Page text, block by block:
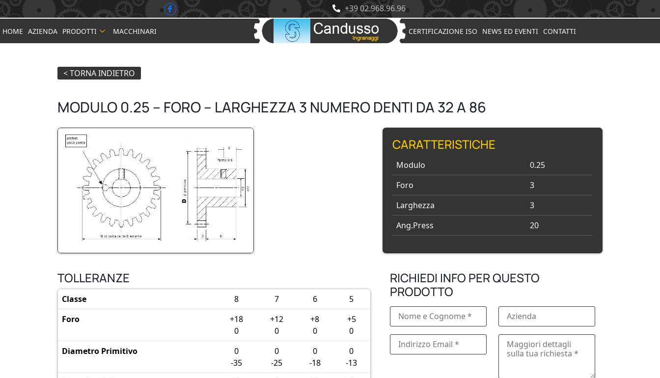
+39 02.968.96.96
HOME AZIENDA PRODOTTI MACCHINARI CERTIFICAZIONE ISO NEWS ED EVENTI CONTATTI
MODULO 0.25 – FORO – LARGHEZZA 3 NUMERO DENTI DA 32 A 86
CARATTERISTICHE
Modulo
0.25
Foro
3
Larghezza
3
Ang.Press
20
TOLLERANZE
Classe 8 7 6
5
Foro
+18
0
+12
0
+8
0
+5
0
Diametro Primitivo
0
-35
0
-25
0
-18
0
-13
RICHIEDI INFO PER QUESTO
PRODOTTO